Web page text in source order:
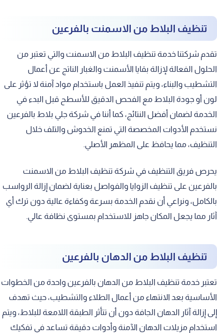
تنظيف البلاط من الاسمنت بالفرعين
تقدم شركتنا خدمة تنظيف البلاط من الاسمنت والتي تعتبر من
الحلول الفعالة لإزالة بقايا الأسمنت والغبار الناتج عن أعمال
التشطيب والبناء، ويتم تنفيذ العمل باستخدام مواد آمنة لا تؤثر على
لون أو جودة البلاط مع الفحص الدقيق للأسطح قبل البدء في
الخدمة لضمان أفضل النتائج، كما أننا في شركة جلي بلاط بالفرعين
نستخدم الأدوات المخصصة التي تمنع الخدوش والتلف خلال
التنظيف، مما يحافظ على المظهر الأصلي.
يحرص فريق التنظيف في شركة تنظيف البلاط من الاسمنت
بالفرعين على تنظيف الزوايا والفواصل بعناية لضمان إزالة الرواسب
بالكامل، ونراعي أن نقدم الخدمة بسرعة وكفاءة عالية دون ترك أي
آثار مما يجعل المكان جاهز للاستخدام بمستوى نظافة عالي.
تنظيف البلاط من الدهان بالفرعين
تعتبر خدمة تنظيف البلاط من الدهان بالفرعين واحدة من الخطوات
الأساسية بعد الانتهاء من أعمال الطلاء والتشطيب، حيث تهدف
إلى إزالة آثار الدهان الجافة دون أن تتأثر الطبقة اللامعة للبلاط، ويتم
استخدام مزيلات الدهان الآمنة وأدوات دقيقة تساعد في تفكيك